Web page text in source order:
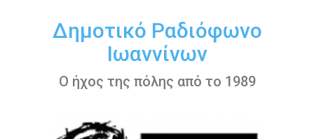
περιεχόμενοΔημοτικό Ραδιόφωνο
Ιωαννίνων
Ο ήχος της πόλης από το 1989